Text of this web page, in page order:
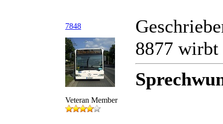
7848
Veteran Member
8877 wirbt